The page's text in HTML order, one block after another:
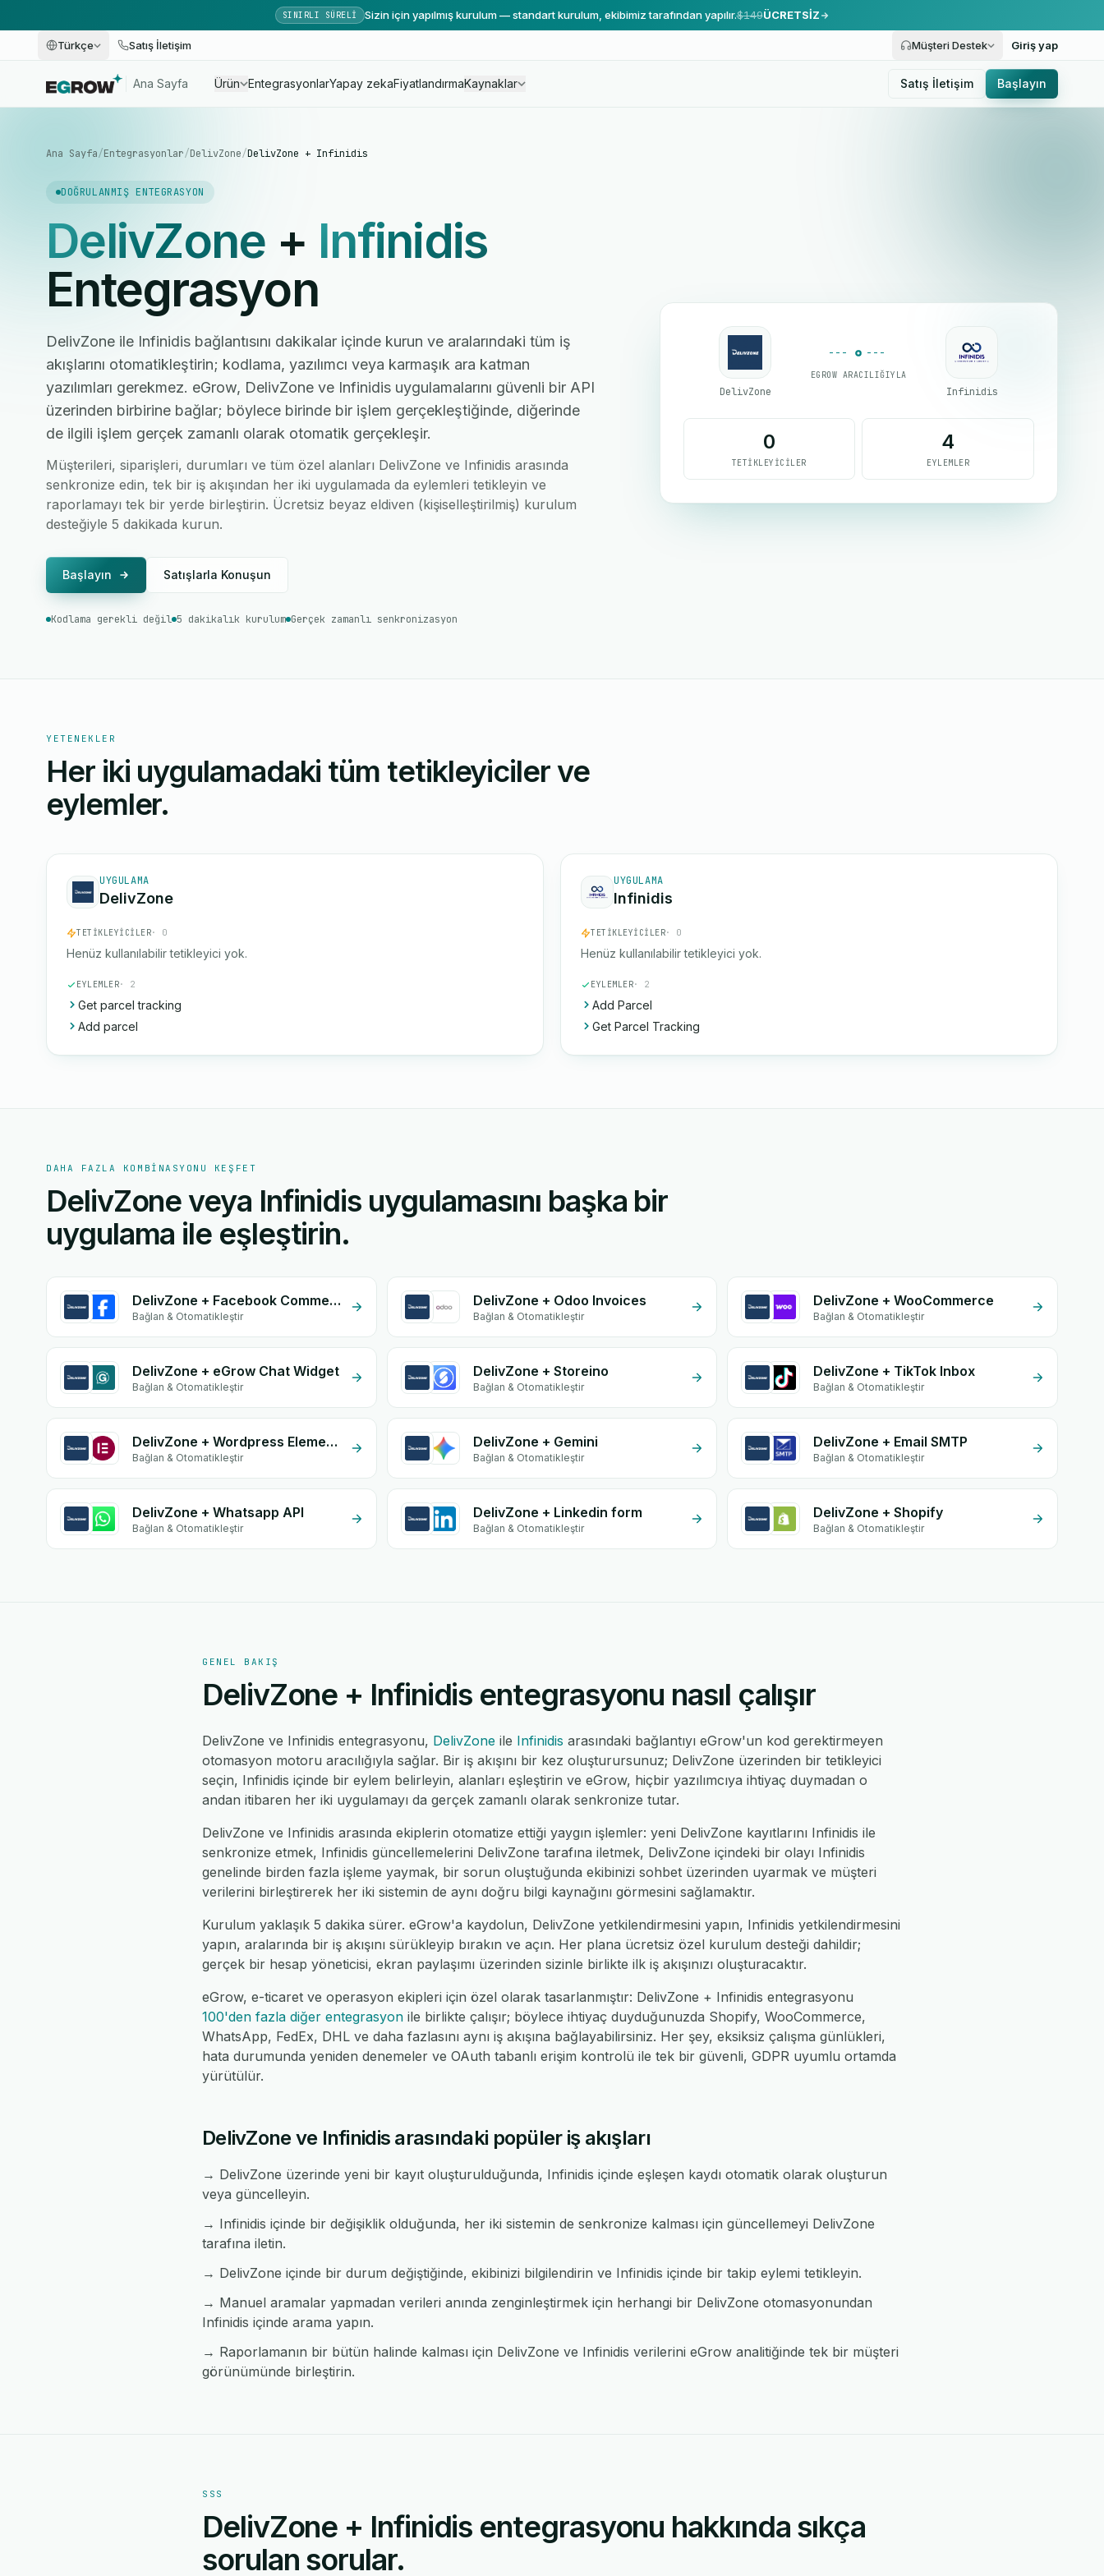
SINIRLI SÜRELI Sizin için yapılmış kurulum — standart kurulum, ekibimiz tarafından yapılır.$149ÜCRETSİZ
Türkçe Satış İletişim Müşteri Destek Giriş yap
Ana Sayfa Ürün EntegrasyonlarYapay zekaFiyatlandırmaKaynaklar Satış İletişim Başlayın
Ana Sayfa/Entegrasyonlar/DelivZone/DelivZone + Infinidis
DOĞRULANMIŞ ENTEGRASYON
DelivZone + Infinidis
Entegrasyon
DelivZone ile Infinidis bağlantısını dakikalar içinde kurun ve aralarındaki tüm iş
akışlarını otomatikleştirin; kodlama, yazılımcı veya karmaşık ara katman
yazılımları gerekmez. eGrow, DelivZone ve Infinidis uygulamalarını güvenli bir API
üzerinden birbirine bağlar; böylece birinde bir işlem gerçekleştiğinde, diğerinde
de ilgili işlem gerçek zamanlı olarak otomatik gerçekleşir.
Müşterileri, siparişleri, durumları ve tüm özel alanları DelivZone ve Infinidis arasında
senkronize edin, tek bir iş akışından her iki uygulamada da eylemleri tetikleyin ve
raporlamayı tek bir yerde birleştirin. Ücretsiz beyaz eldiven (kişiselleştirilmiş) kurulum
desteğiyle 5 dakikada kurun.
Başlayın Satışlarla Konuşun
Kodlama gerekli değil 5 dakikalık kurulum Gerçek zamanlı senkronizasyon
DelivZone
EGROW ARACILIĞIYLA
Infinidis
0
TETIKLEYICILER
4
EYLEMLER
YETENEKLER
Her iki uygulamadaki tüm tetikleyiciler ve
eylemler.
UYGULAMA
DelivZone
TETIKLEYICILER· 0
Henüz kullanılabilir tetikleyici yok.
EYLEMLER· 2
Get parcel tracking
Add parcel
UYGULAMA
Infinidis
TETIKLEYICILER· 0
Henüz kullanılabilir tetikleyici yok.
EYLEMLER· 2
Add Parcel
Get Parcel Tracking
DAHA FAZLA KOMBINASYONU KEŞFET
DelivZone veya Infinidis uygulamasını başka bir
uygulama ile eşleştirin.
DelivZone + Facebook Commerce
Bağlan & Otomatikleştir
DelivZone + Odoo Invoices
Bağlan & Otomatikleştir
DelivZone + WooCommerce
Bağlan & Otomatikleştir
DelivZone + eGrow Chat Widget
Bağlan & Otomatikleştir
DelivZone + Storeino
Bağlan & Otomatikleştir
DelivZone + TikTok Inbox
Bağlan & Otomatikleştir
DelivZone + Wordpress Elementor
Bağlan & Otomatikleştir
DelivZone + Gemini
Bağlan & Otomatikleştir
DelivZone + Email SMTP
Bağlan & Otomatikleştir
DelivZone + Whatsapp API
Bağlan & Otomatikleştir
DelivZone + Linkedin form
Bağlan & Otomatikleştir
DelivZone + Shopify
Bağlan & Otomatikleştir
GENEL BAKIŞ
DelivZone + Infinidis entegrasyonu nasıl çalışır
DelivZone ve Infinidis entegrasyonu, DelivZone ile Infinidis arasındaki bağlantıyı eGrow'un kod gerektirmeyen
otomasyon motoru aracılığıyla sağlar. Bir iş akışını bir kez oluşturursunuz; DelivZone üzerinden bir tetikleyici
seçin, Infinidis içinde bir eylem belirleyin, alanları eşleştirin ve eGrow, hiçbir yazılımcıya ihtiyaç duymadan o
andan itibaren her iki uygulamayı da gerçek zamanlı olarak senkronize tutar.
DelivZone ve Infinidis arasında ekiplerin otomatize ettiği yaygın işlemler: yeni DelivZone kayıtlarını Infinidis ile
senkronize etmek, Infinidis güncellemelerini DelivZone tarafına iletmek, DelivZone içindeki bir olayı Infinidis
genelinde birden fazla işleme yaymak, bir sorun oluştuğunda ekibinizi sohbet üzerinden uyarmak ve müşteri
verilerini birleştirerek her iki sistemin de aynı doğru bilgi kaynağını görmesini sağlamaktır.
Kurulum yaklaşık 5 dakika sürer. eGrow'a kaydolun, DelivZone yetkilendirmesini yapın, Infinidis yetkilendirmesini
yapın, aralarında bir iş akışını sürükleyip bırakın ve açın. Her plana ücretsiz özel kurulum desteği dahildir;
gerçek bir hesap yöneticisi, ekran paylaşımı üzerinden sizinle birlikte ilk iş akışınızı oluşturacaktır.
eGrow, e-ticaret ve operasyon ekipleri için özel olarak tasarlanmıştır: DelivZone + Infinidis entegrasyonu
100'den fazla diğer entegrasyon ile birlikte çalışır; böylece ihtiyaç duyduğunuzda Shopify, WooCommerce,
WhatsApp, FedEx, DHL ve daha fazlasını aynı iş akışına bağlayabilirsiniz. Her şey, eksiksiz çalışma günlükleri,
hata durumunda yeniden denemeler ve OAuth tabanlı erişim kontrolü ile tek bir güvenli, GDPR uyumlu ortamda
yürütülür.
DelivZone ve Infinidis arasındaki popüler iş akışları
→ DelivZone üzerinde yeni bir kayıt oluşturulduğunda, Infinidis içinde eşleşen kaydı otomatik olarak oluşturun
veya güncelleyin.
→ Infinidis içinde bir değişiklik olduğunda, her iki sistemin de senkronize kalması için güncellemeyi DelivZone
tarafına iletin.
→ DelivZone içinde bir durum değiştiğinde, ekibinizi bilgilendirin ve Infinidis içinde bir takip eylemi tetikleyin.
→ Manuel aramalar yapmadan verileri anında zenginleştirmek için herhangi bir DelivZone otomasyonundan
Infinidis içinde arama yapın.
→ Raporlamanın bir bütün halinde kalması için DelivZone ve Infinidis verilerini eGrow analitiğinde tek bir müşteri
görünümünde birleştirin.
SSS
DelivZone + Infinidis entegrasyonu hakkında sıkça
sorulan sorular.